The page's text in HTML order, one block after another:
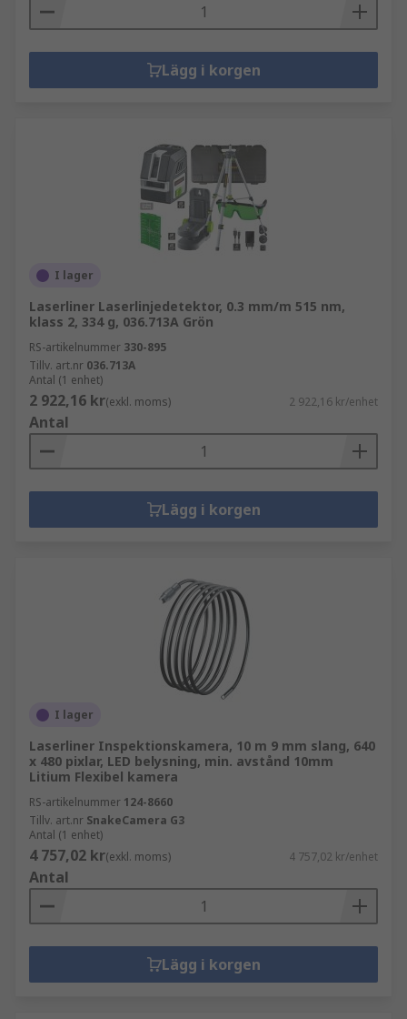
Lägg i korgen
I lager
Laserliner Laserlinjedetektor, 0.3 mm/m 515 nm,
klass 2, 334 g, 036.713A Grön
RS-artikelnummer 330-895
Tillv. art.nr 036.713A
Antal (1 enhet)
2 922,16 kr(exkl. moms) 2 922,16 kr/enhet
Antal
Lägg i korgen
I lager
Laserliner Inspektionskamera, 10 m 9 mm slang, 640
x 480 pixlar, LED belysning, min. avstånd 10mm
Litium Flexibel kamera
RS-artikelnummer 124-8660
Tillv. art.nr SnakeCamera G3
Antal (1 enhet)
4 757,02 kr(exkl. moms) 4 757,02 kr/enhet
Antal
Lägg i korgen